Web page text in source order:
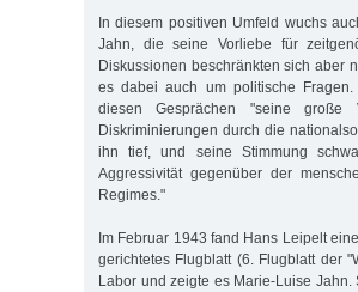
In diesem positiven Umfeld wuchs
Jahn, die seine Vorliebe für
Diskussionen beschränkten sich aber
es dabei auch um politische
diesen Gesprächen "seine große
Diskriminierungen durch die
ihn tief, und seine Stimmung
Aggressivität gegenüber der
Regimes."
Im Februar 1943 fand Hans Leipelt
gerichtetes Flug­blatt (6. Flugblatt der
Labor und zeigte es Marie-Luise